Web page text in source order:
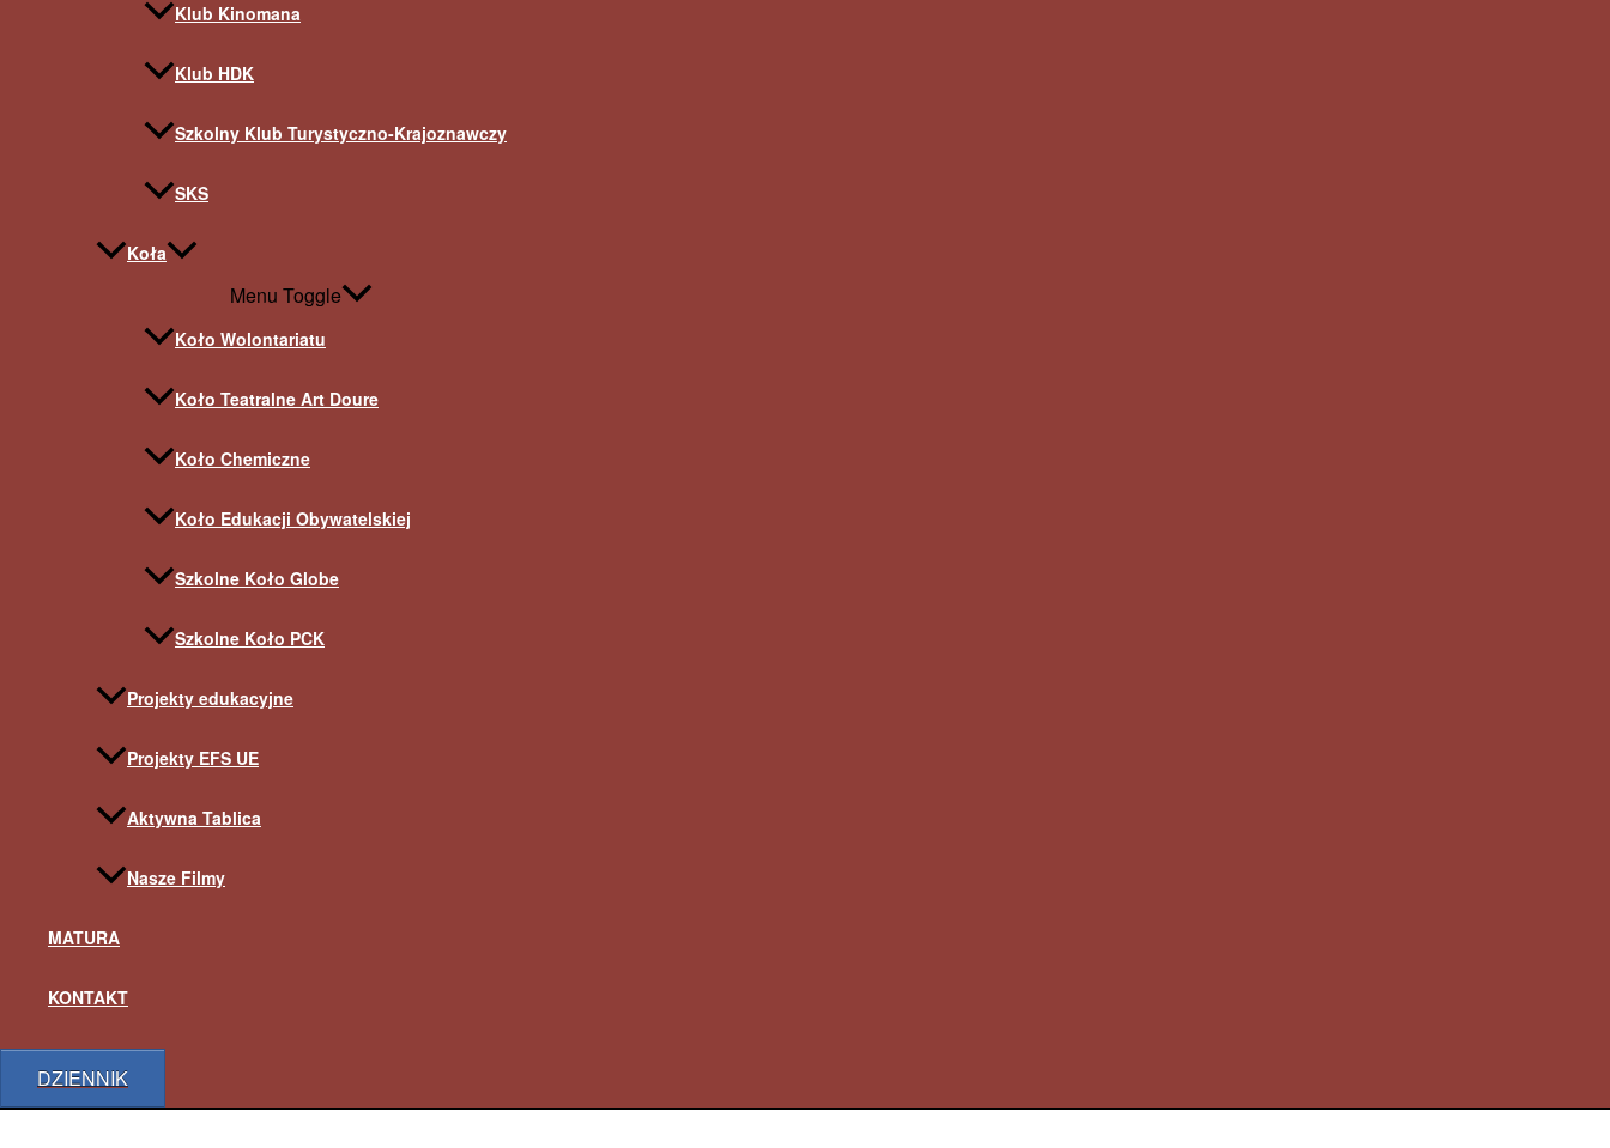
Klub Kinomana
Klub HDK
Szkolny Klub Turystyczno-Krajoznawczy
SKS
Koła
Menu Toggle
Koło Wolontariatu
Koło Teatralne Art Doure
Koło Chemiczne
Koło Edukacji Obywatelskiej
Szkolne Koło Globe
Szkolne Koło PCK
Projekty edukacyjne
Projekty EFS UE
Aktywna Tablica
Nasze Filmy
MATURA
KONTAKT
DZIENNIK